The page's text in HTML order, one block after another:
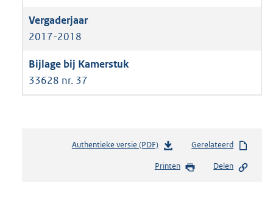
2017-2018
33628 nr. 37
Authentieke versie (PDF)b
s
Gerelateerd
Printen Delen